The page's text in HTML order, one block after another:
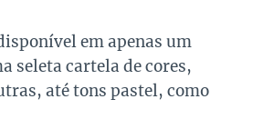
em apenas um
seleta cartela de cores,
até tons pastel, como